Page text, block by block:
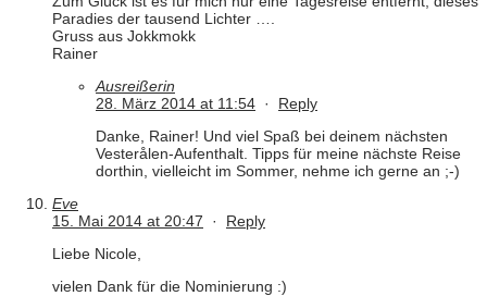
Paradies der tausend Lichter ….
Gruss aus Jokkmokk
Rainer
Ausreißerin
28. März 2014 at 11:54 · Reply
Danke, Rainer! Und viel Spaß bei deinem nächsten
Vesterålen-Aufenthalt. Tipps für meine nächste Reise
dorthin, vielleicht im Sommer, nehme ich gerne an ;-)
Eve
15. Mai 2014 at 20:47 · Reply
Liebe Nicole,
vielen Dank für die Nominierung :)